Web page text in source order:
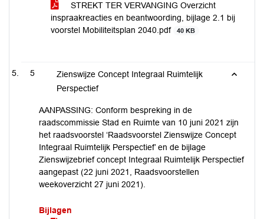
STREKT TER VERVANGING Overzicht
inspraakreacties en beantwoording, bijlage 2.1 bij
voorstel Mobiliteitsplan 2040.pdf
40 KB
5
Zienswijze Concept Integraal Ruimtelijk
Perspectief
AANPASSING: Conform bespreking in de
raadscommissie Stad en Ruimte van 10 juni 2021 zijn
het raadsvoorstel ‘Raadsvoorstel Zienswijze Concept
Integraal Ruimtelijk Perspectief’ en de bijlage
Zienswijzebrief concept Integraal Ruimtelijk Perspectief
aangepast (22 juni 2021, Raadsvoorstellen
weekoverzicht 27 juni 2021).
Bijlagen